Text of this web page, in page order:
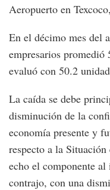
Aeropuerto en
En el décimo mes del
empresarios promedió
evaluó con 50.2
La caída se debe
disminución de la
economía presente y
respecto a la
echo el componente
contrajo, con una